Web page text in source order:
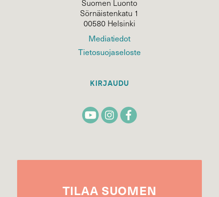
Suomen Luonto
Sörnäistenkatu 1
00580 Helsinki
Mediatiedot
Tietosuojaseloste
KIRJAUDU
TILAA SUOMEN